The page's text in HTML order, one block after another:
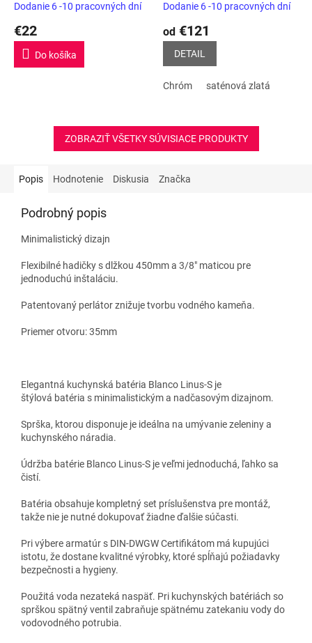
Dodanie 6 -10 pracovných dní
€22
Do košíka
Dodanie 6 -10 pracovných dní
od €121
DETAIL
Chróm saténová zlatá
ZOBRAZIŤ VŠETKY SÚVISIACE PRODUKTY
Popis Hodnotenie Diskusia Značka
Podrobný popis
Minimalistický dizajn
Flexibilné hadičky s dlžkou 450mm a 3/8" maticou pre
jednoduchú inštaláciu.
Patentovaný perlátor znižuje tvorbu vodného kameňa.
Priemer otvoru: 35mm
Elegantná kuchynská batéria Blanco Linus-S je
štýlová batéria s minimalistickým a nadčasovým dizajnom.
Sprška, ktorou disponuje je ideálna na umývanie zeleniny a
kuchynského náradia.
Údržba batérie Blanco Linus-S je veľmi jednoduchá, ľahko sa
čistí.
Batéria obsahuje kompletný set príslušenstva pre montáž,
takže nie je nutné dokupovať žiadne ďalšie súčasti.
Pri výbere armatúr s DIN-DWGW Certifikátom má kupujúci
istotu, že dostane kvalitné výrobky, ktoré spĺňajú požiadavky
bezpečnosti a hygieny.
Použitá voda nezateká naspäť. Pri kuchynských batériách so
sprškou spätný ventil zabraňuje spätnému zatekaniu vody do
vodovodného potrubia.